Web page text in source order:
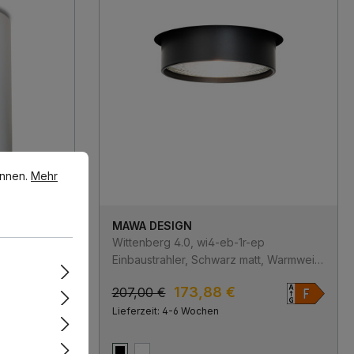
MAWA DESIGN
Wittenberg 4.0, wi4-eb-1r-ep
Einbaustrahler, Schwarz matt, Warmweiß
207,00 € 173,88 €
Lieferzeit: 4-6 Wochen
Mehr Informationen ...
Mehr